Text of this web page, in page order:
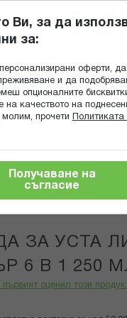
Търсене
ПОПИТАЙ
ХРАНИТЕЛНИ ДОБАВКИ
ЗА УСТА
6 В 1 250
първият оценил този
Ви, за да
за:
оферти, да
и да
опционалните
качеството на
прочети
Политиката
Получаване на
съгласие